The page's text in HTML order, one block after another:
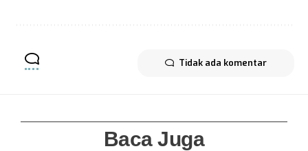
Tidak ada komentar
Baca Juga